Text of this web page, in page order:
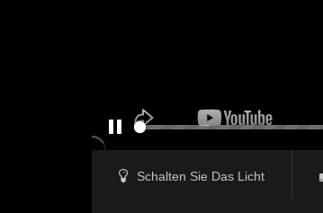
Schalten Sie Das Licht